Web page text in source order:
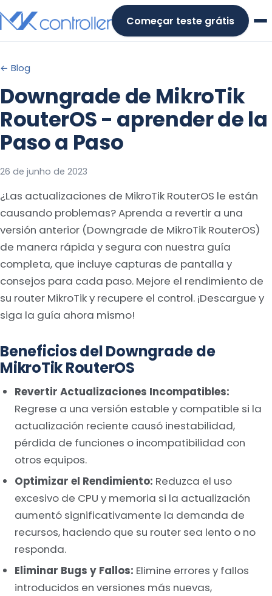
to
Começar teste grátis
← Blog
Downgrade de MikroTik
RouterOS - aprender de la
Paso a Paso
26 de junho de 2023
¿Las actualizaciones de MikroTik RouterOS le están
causando problemas? Aprenda a revertir a una
versión anterior (Downgrade de MikroTik RouterOS)
de manera rápida y segura con nuestra guía
completa, que incluye capturas de pantalla y
consejos para cada paso. Mejore el rendimiento de
su router MikroTik y recupere el control. ¡Descargue y
siga la guía ahora mismo!
Beneficios del Downgrade de
MikroTik RouterOS
Revertir Actualizaciones Incompatibles:
Regrese a una versión estable y compatible si la
actualización reciente causó inestabilidad,
pérdida de funciones o incompatibilidad con
otros equipos.
Optimizar el Rendimiento: Reduzca el uso
excesivo de CPU y memoria si la actualización
aumentó significativamente la demanda de
recursos, haciendo que su router sea lento o no
responda.
Eliminar Bugs y Fallos: Elimine errores y fallos
introducidos en versiones más nuevas,